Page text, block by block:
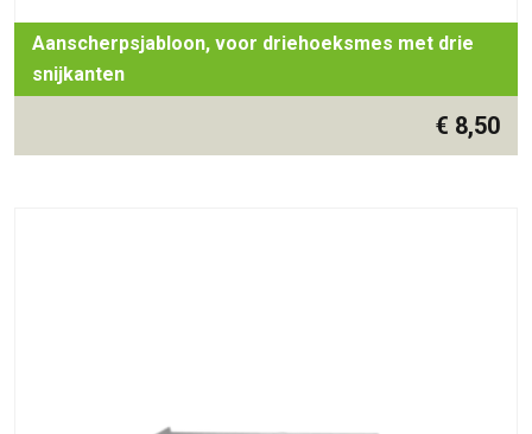
Aanscherpsjabloon, voor driehoeksmes met drie
snijkanten
€ 8,50